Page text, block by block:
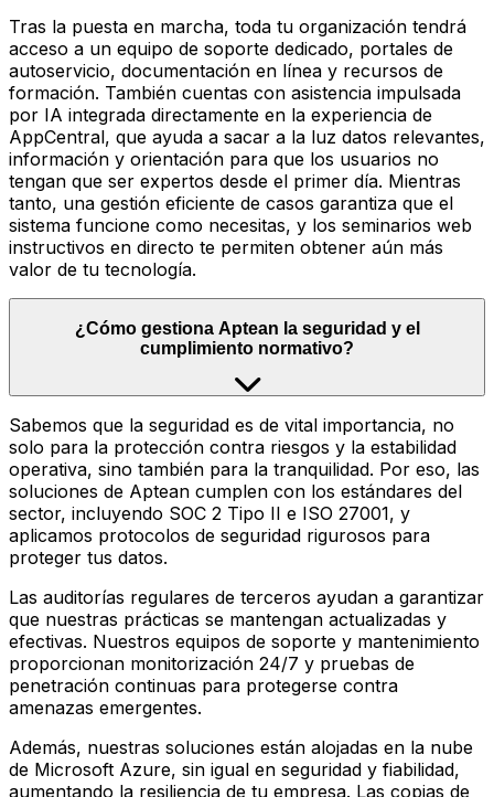
Tras la puesta en marcha, toda tu organización tendrá
acceso a un equipo de soporte dedicado, portales de
autoservicio, documentación en línea y recursos de
formación. También cuentas con asistencia impulsada
por IA integrada directamente en la experiencia de
AppCentral, que ayuda a sacar a la luz datos relevantes,
información y orientación para que los usuarios no
tengan que ser expertos desde el primer día. Mientras
tanto, una gestión eficiente de casos garantiza que el
sistema funcione como necesitas, y los seminarios web
instructivos en directo te permiten obtener aún más
valor de tu tecnología.
¿Cómo gestiona Aptean la seguridad y el
cumplimiento normativo?
Sabemos que la seguridad es de vital importancia, no
solo para la protección contra riesgos y la estabilidad
operativa, sino también para la tranquilidad. Por eso, las
soluciones de Aptean cumplen con los estándares del
sector, incluyendo SOC 2 Tipo II e ISO 27001, y
aplicamos protocolos de seguridad rigurosos para
proteger tus datos.
Las auditorías regulares de terceros ayudan a garantizar
que nuestras prácticas se mantengan actualizadas y
efectivas. Nuestros equipos de soporte y mantenimiento
proporcionan monitorización 24/7 y pruebas de
penetración continuas para protegerse contra
amenazas emergentes.
Además, nuestras soluciones están alojadas en la nube
de Microsoft Azure, sin igual en seguridad y fiabilidad,
aumentando la resiliencia de tu empresa. Las copias de